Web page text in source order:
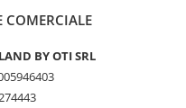
COMERCIALE
BY OTI SRL